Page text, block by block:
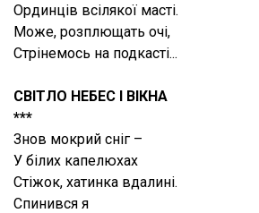
Ординців всілякої масті.
Може, розплющать очі,
Стрінемось на подкасті...
СВІТЛО НЕБЕС І ВІКНА
***
Знов мокрий сніг –
У білих капелюхах
Стіжок, хатинка вдалині.
Спинився я